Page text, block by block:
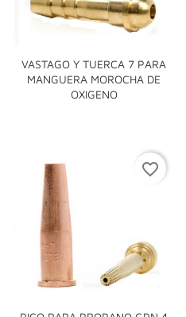
VASTAGO Y TUERCA 7 PARA
MANGUERA MOROCHA DE
OXIGENO
favorite_border